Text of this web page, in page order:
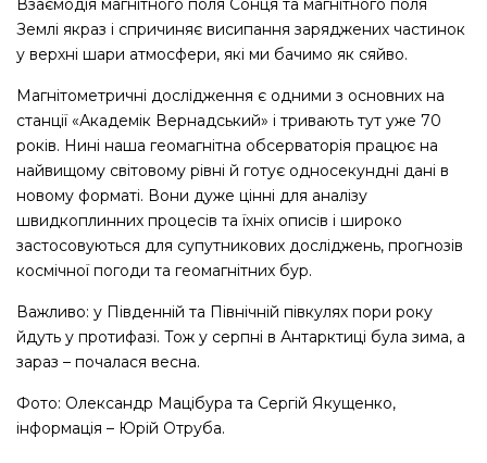
Взаємодія магнітного поля Сонця та магнітного поля
Землі якраз і спричиняє висипання заряджених частинок
у верхні шари атмосфери, які ми бачимо як сяйво.
Магнітометричні дослідження є одними з основних на
станції «Академік Вернадський» і тривають тут уже 70
років. Нині наша геомагнітна обсерваторія працює на
найвищому світовому рівні й готує односекундні дані в
новому форматі. Вони дуже цінні для аналізу
швидкоплинних процесів та їхніх описів і широко
застосовуються для супутникових досліджень, прогнозів
космічної погоди та геомагнітних бур.
Важливо: у Південній та Північній півкулях пори року
йдуть у протифазі. Тож у серпні в Антарктиці була зима, а
зараз – почалася весна.
Фото: Олександр Мацібура та Сергій Якущенко,
інформація – Юрій Отруба.